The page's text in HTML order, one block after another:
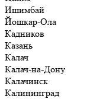
Ишимбай
Йошкар-Ола
Кадников
Казань
Калач
Калач-на-Дону
Калачинск
Калининград